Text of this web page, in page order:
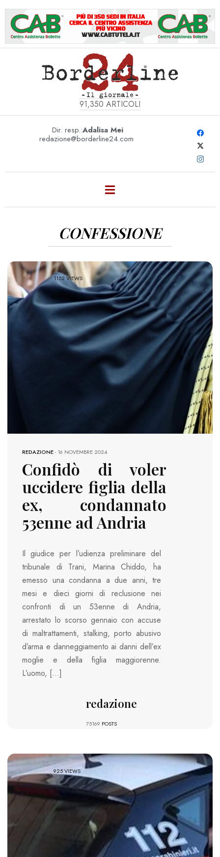
91,350 ARTICOLI
Dir. resp.:Adalisa Mei
redazione@borderline24.com
CONFESSIONE
1152 VIEWS
REDAZIONE-16 NOVEMBRE 2024
Confidò di voler
uccidere figlia della
ex, condannato
53enne ad Andria
Il giudice per l’udienza preliminare del
tribunale di Trani, Marina Chiddo, ha
emesso una condanna a due anni, tre
mesi e dieci giorni di reclusione nei
confronti di un 53enne di Andria,
arrestato lo scorso gennaio con accuse
di maltrattamenti, stalking, porto abusivo
d’arma e danneggiamento ai danni dell’ex
moglie e della figlia maggiorenne.
L’uomo, […]
redazione
75169 POSTS
925 VIEWS